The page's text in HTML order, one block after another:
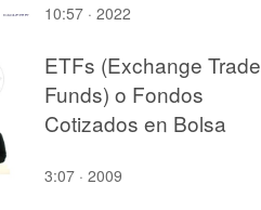
10:57 · 2022
ETFs (Exchange
Funds) o Fondos
Cotizados en Bolsa
3:07 · 2009